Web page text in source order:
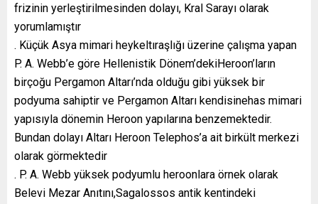
frizinin yerleştirilmesinden dolayı, Kral Sarayı olarak
yorumlamıştır
. Küçük Asya mimari heykeltıraşlığı üzerine çalışma yapan
P. A. Webb’e göre Hellenistik Dönem’dekiHeroon’ların
birçoğu Pergamon Altarı’nda olduğu gibi yüksek bir
podyuma sahiptir ve Pergamon Altarı kendisinehas mimari
yapısıyla dönemin Heroon yapılarına benzemektedir.
Bundan dolayı Altarı Heroon Telephos’a ait birkült merkezi
olarak görmektedir
. P. A. Webb yüksek podyumlu heroonlara örnek olarak
Belevi Mezar Anıtını,Sagalossos antik kentindeki